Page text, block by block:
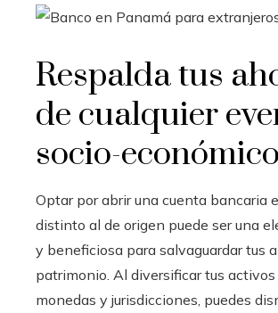
Respalda tus
de cualquier
socio-económico
Optar por abrir una cuenta bancaria
distinto al de origen puede ser una
y beneficiosa para salvaguardar tus
patrimonio. Al diversificar tus
monedas y jurisdicciones, puedes